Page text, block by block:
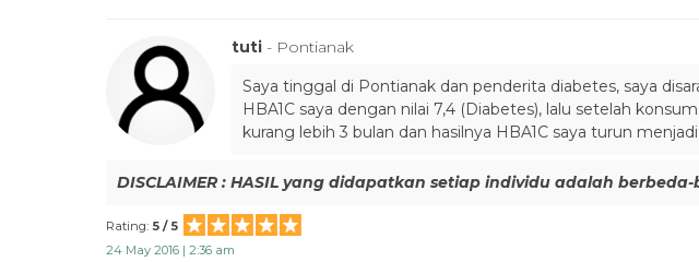
tuti - Pontianak
Saya tinggal di Pontianak dan penderita diabetes, saya
HBA1C saya dengan nilai 7,4 (Diabetes), lalu setelah
kurang lebih 3 bulan dan hasilnya HBA1C saya turun
DISCLAIMER : HASIL yang didapatkan setiap individu adalah berbeda-
Rating: 5 / 5
24 May 2016 | 2:36 am